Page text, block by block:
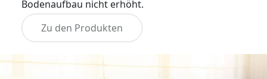
Bodenaufbau nicht erhöht.
Zu den Produkten